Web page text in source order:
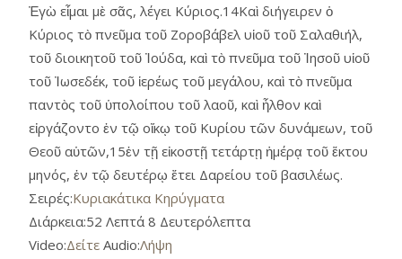
Ἐγὼ εἶμαι μὲ σᾶς, λέγει Κύριος.14Καὶ διήγειρεν ὁ
Κύριος τὸ πνεῦμα τοῦ Ζοροβάβελ υἱοῦ τοῦ Σαλαθιήλ,
τοῦ διοικητοῦ τοῦ Ἰούδα, καὶ τὸ πνεῦμα τοῦ Ἰησοῦ υἱοῦ
τοῦ Ἰωσεδέκ, τοῦ ἱερέως τοῦ μεγάλου, καὶ τὸ πνεῦμα
παντὸς τοῦ ὑπολοίπου τοῦ λαοῦ, καὶ ἦλθον καὶ
εἰργάζοντο ἐν τῷ οἴκῳ τοῦ Κυρίου τῶν δυνάμεων, τοῦ
Θεοῦ αὑτῶν,15ἐν τῇ εἰκοστῇ τετάρτῃ ἡμέρᾳ τοῦ ἕκτου
μηνός, ἐν τῷ δευτέρῳ ἔτει Δαρείου τοῦ βασιλέως.
Σειρές:Κυριακάτικα Κηρύγματα
Διάρκεια:52 Λεπτά 8 Δευτερόλεπτα
Video:Δείτε Audio:Λήψη